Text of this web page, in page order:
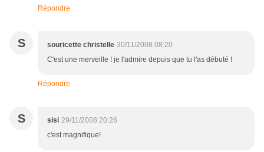
Répondre
S souricette christelle 30/11/2008 08:20
C'est une merveille ! je l'admire depuis que tu l'as débuté !
Répondre
S sisi 29/11/2008 20:26
c'est magnifique!